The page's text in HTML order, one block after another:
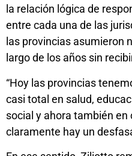
la relación lógica de
entre cada una de las
las provincias asumieron
largo de los años sin
“Hoy las provincias
casi total en salud,
social y ahora también
claramente hay un